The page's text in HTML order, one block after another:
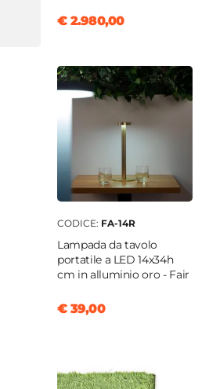
€ 2.980,00
CODICE: FA-14R
Lampada da tavolo
portatile a LED 14x34h
cm in alluminio oro - Fair
€ 39,00